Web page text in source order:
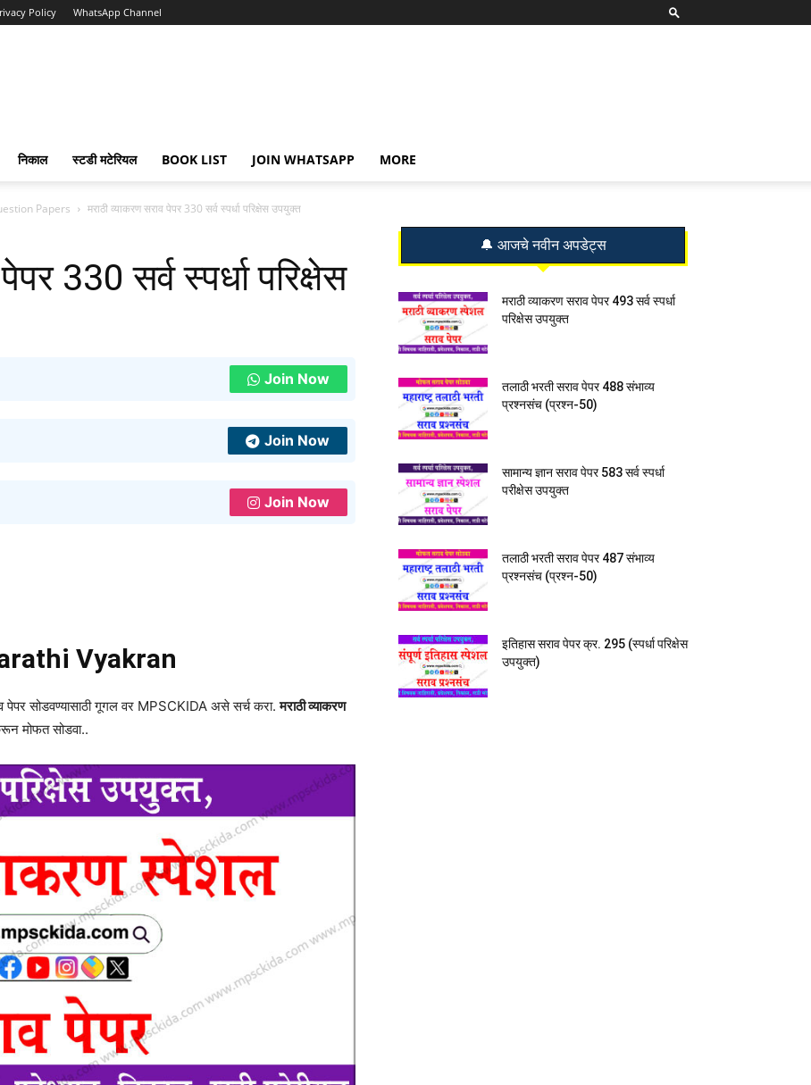
Policy WhatsApp Channel
निकाल स्टडी मटेरियल BOOK LIST JOIN WHATSAPP MORE
Papers मराठी व्याकरण सराव पेपर 330 सर्व स्पर्धा परिक्षेस उपयुक्त
330 सर्व स्पर्धा परिक्षेस
Join Now
Join Now
Join Now
Vyakran
व पेपर सोडवण्यासाठी गूगल वर MPSCKIDA असे सर्च करा.मराठी व्याकरण
मोफत सोडवा..
🔔 आजचे नवीन अपडेट्स
मराठी व्याकरण सराव पेपर 493 सर्व स्पर्धा
परिक्षेस उपयुक्त
तलाठी भरती सराव पेपर 488 संभाव्य
प्रश्नसंच (प्रश्न-50)
सामान्य ज्ञान सराव पेपर 583 सर्व स्पर्धा
परीक्षेस उपयुक्त
तलाठी भरती सराव पेपर 487 संभाव्य
प्रश्नसंच (प्रश्न-50)
इतिहास सराव पेपर क्र. 295 (स्पर्धा परिक्षेस
उपयुक्त)